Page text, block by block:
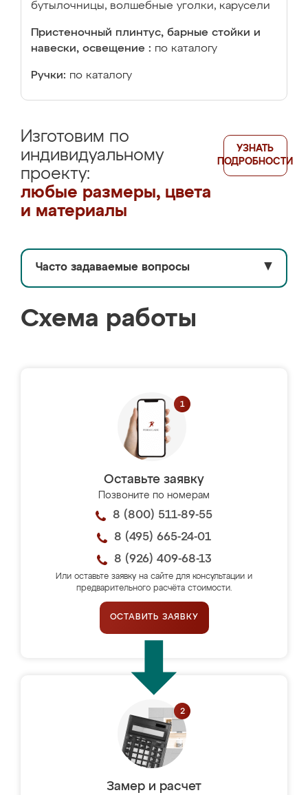
бутылочницы, волшебные уголки, карусели
Пристеночный плинтус, барные стойки и
навески, освещение : по каталогу
Ручки: по каталогу
Изготовим по
индивидуальному
проекту:
любые размеры, цвета
и материалы
УЗНАТЬ
ПОДРОБНОСТИ
Часто задаваемые вопросы ▼
Схема работы
Оставьте заявку
Позвоните по номерам
8 (800) 511-89-55
8 (495) 665-24-01
8 (926) 409-68-13
Или оставьте заявку на сайте для консультации и
предварительного расчёта стоимости.
ОСТАВИТЬ ЗАЯВКУ
Замер и расчет